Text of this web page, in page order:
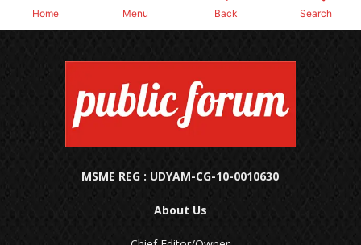
MSME REG : UDYAM-CG-10-0010630
About Us